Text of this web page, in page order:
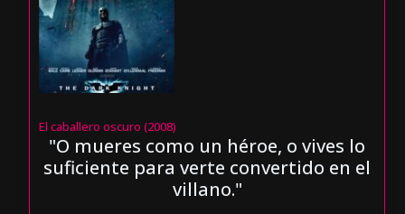
El caballero oscuro (2008)
"O mueres como un héroe, o vives lo
suficiente para verte convertido en el
villano."